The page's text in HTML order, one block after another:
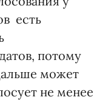
есть
потому
может
не менее